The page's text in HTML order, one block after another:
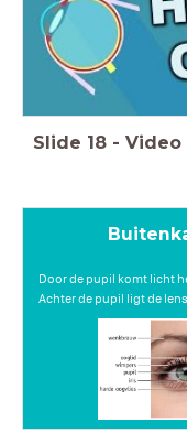
Slide 18 - Video
Door de pupil komt licht
Achter de pupil ligt de